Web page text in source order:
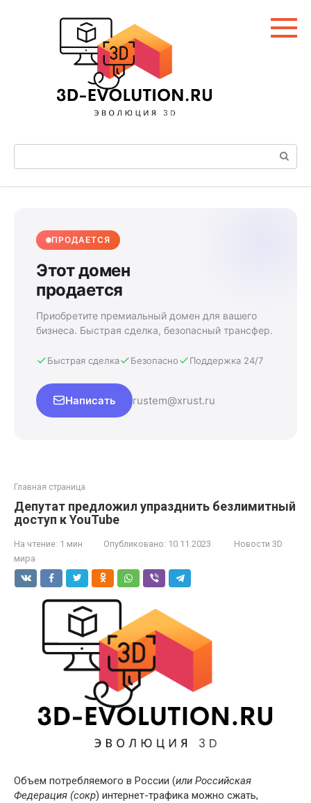
Поиск:
ПРОДАЕТСЯ
Этот домен
продается
Приобретите премиальный домен для вашего
бизнеса. Быстрая сделка, безопасный трансфер.
Быстрая сделка Безопасно Поддержка 24/7
Написать rustem@xrust.ru
Главная страница
Депутат предложил упразднить безлимитный
доступ к YouTube
На чтение: 1 мин Опубликовано: 10.11.2023
Новости 3D
мира
Объем потребляемого в России (или Российская
Федерация (сокр) интернет-трафика можно сжать,